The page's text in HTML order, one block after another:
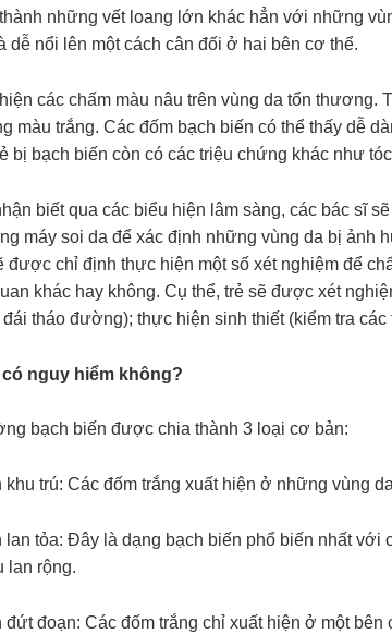
những vết loang lớn khác hẳn với những
dễ nổi lên một cách cân đối ở hai bên cơ thể.
các chấm màu nâu trên vùng da tổn thương.
màu trắng. Các đốm bạch biến có thể thấy dễ
bị bạch biến còn có các triệu chứng khác như
biết qua các biểu hiện lâm sàng, các bác sĩ
máy soi da để xác định những vùng da bị ảnh
được chỉ định thực hiện một số xét nghiệm để
khác hay không. Cụ thể, trẻ sẽ được xét
tháo đường); thực hiện sinh thiết (kiểm tra các
có nguy hiểm không?
bạch biến được chia thành 3 loại cơ bản:
khu trú: Các đốm trắng xuất hiện ở những vùng
lan tỏa: Đây là dạng bạch biến phổ biến nhất
lan rộng.
đứt đoạn: Các đốm trắng chỉ xuất hiện ở một